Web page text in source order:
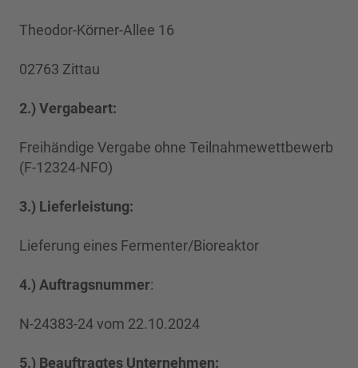
Theodor-Körner-Allee 16
02763 Zittau
2.) Vergabeart:
Freihändige Vergabe ohne Teilnahmewettbewerb
(F-12324-NFO)
3.) Lieferleistung:
Lieferung eines Fermenter/Bioreaktor
4.) Auftragsnummer:
N-24383-24 vom 22.10.2024
5.) Beauftragtes Unternehmen: